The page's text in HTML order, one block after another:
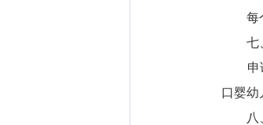
每个
七
申请
口婴幼
八、